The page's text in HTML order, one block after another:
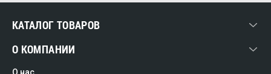
КАТАЛОГ ТОВАРОВ
О КОМПАНИИ
О нас